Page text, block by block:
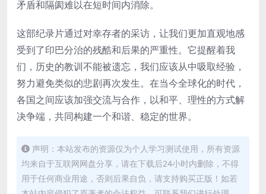
矛盾和隔阂难以在短时间内消除。
这部纪录片通过对幸存者的采访，让我们更加直观地感
受到了印巴分治的残酷和后果的严重性。它提醒着我
们，历史的教训不能被遗忘，我们应该从中吸取经验，
努力避免类似的悲剧再次发生。在当今全球化的时代，
各国之间应该加强交流与合作，以和平、理性的方式解
决争端，共同构建一个和谐、稳定的世界。
声明：本站发布的资源仅为个人学习测试使用，所有资源
均来自于互联网网盘分享，请在下载后24小时内删除，不得
用于任何商业用途，否则后果自负，请支持购买正版！如若